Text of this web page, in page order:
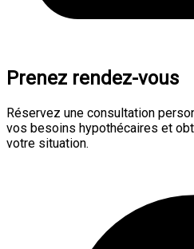
Prenez rendez-vous
Réservez une consultation
vos besoins hypothécaires et
votre situation.